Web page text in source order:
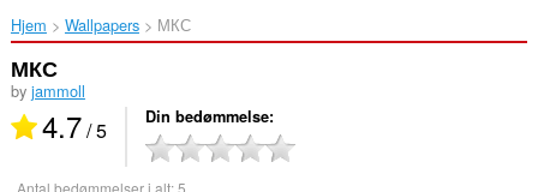
Hjem Wallpapers МКС‎
МКС
by jammoll
4.7/ 5 Din bedømmelse
Antal bedømmelser i alt:5